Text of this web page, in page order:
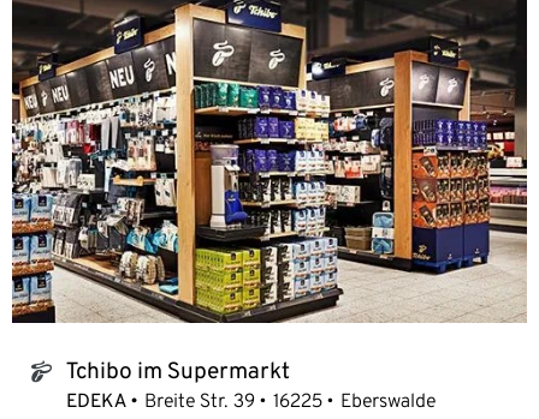
tchibo_logo Tchibo im Supermarkt
EDEKA Breite Str. 39 16225 Eberswalde